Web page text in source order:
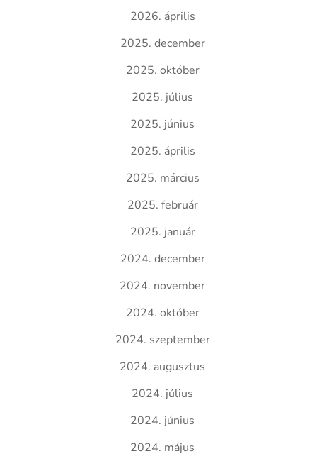
2026. április
2025. december
2025. október
2025. július
2025. június
2025. április
2025. március
2025. február
2025. január
2024. december
2024. november
2024. október
2024. szeptember
2024. augusztus
2024. július
2024. június
2024. május